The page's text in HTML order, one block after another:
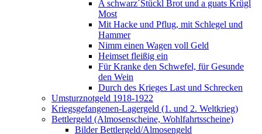
A schwarz´Stückl Brot und a guats Krügl
Most
Mit Hacke und Pflug, mit Schlegel und
Hammer
Nimm einen Wagen voll Geld
Heimset fleißig ein
Für Kranke den Schwefel, für Gesunde
den Wein
Durch des Krieges Last und Schrecken
Umsturznotgeld 1918-1922
Kriegsgefangenen-Lagergeld (1. und 2. Weltkrieg)
Bettlergeld (Almosenscheine, Wohlfahrtsscheine)
Bilder Bettlergeld/Almosengeld